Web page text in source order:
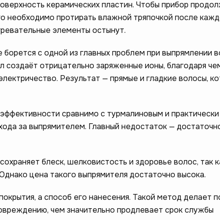
керамических пластин. Чтобы прибор
необходимо протирать влажной тряпочкой после
элементы остынут.
с одной из главных проблем при выпрямлении
создаёт отрицательно заряженные ионы, благодаря
Результат — прямые и гладкие волосы,
сравнимо с турмалиновым и
за выпрямителем. Главный недостаток —
блеск, шелковистость и здоровье волос, так
цена такого выпрямителя достаточно высока.
а способ его нанесения. Такой метод делает
чем значительно продлевает срок службы
стать лучше –